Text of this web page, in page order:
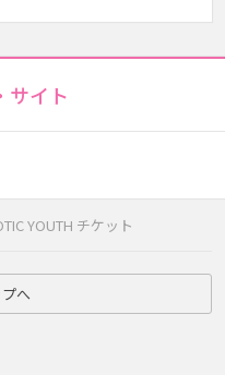
YOUTH チケット
サイト
へ